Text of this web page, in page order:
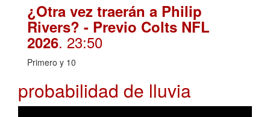
¿Otra vez traerán a Philip
Rivers? - Previo Colts NFL
2026. 23:50
Primero y 10
probabilidad de lluvia